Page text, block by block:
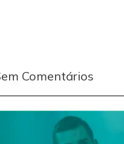
Comentários